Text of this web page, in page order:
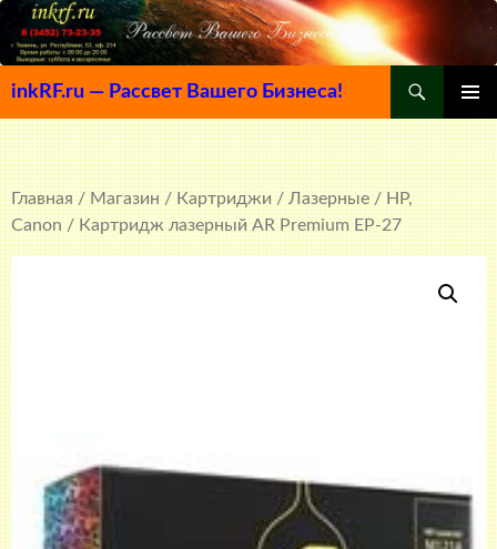
inkRF.ru — Рассвет Вашего Бизнеса!
МЕНЮ
К
СОДЕРЖИМОМУ
Главная/Магазин/Картриджи/Лазерные/HP,
Canon/ Картридж лазерный AR Premium EP-27